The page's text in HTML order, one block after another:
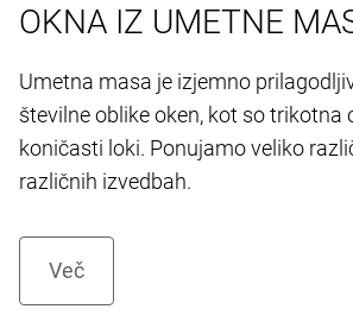
OKNA IZ UMETNE
Umetna masa je izjemno
številne oblike oken, kot so trikotna
koničasti loki. Ponujamo veliko
različnih izvedbah.